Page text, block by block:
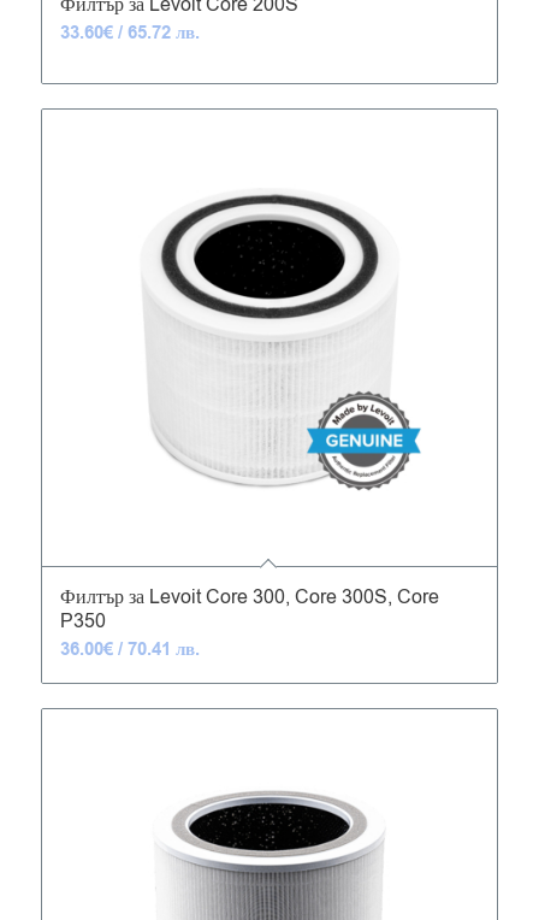
33.60€/ 65.72 лв.
4.82
Филтър за Levoit Core 300, Core 300S, Core
P350
36.00€/ 70.41 лв.